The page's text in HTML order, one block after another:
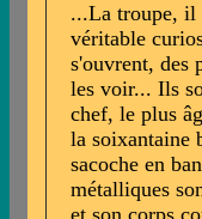
...La troupe, il
véritable
s'ouvrent, des
les voir... Ils
chef, le plus
la soixantaine
sacoche en
métalliques
et son corps